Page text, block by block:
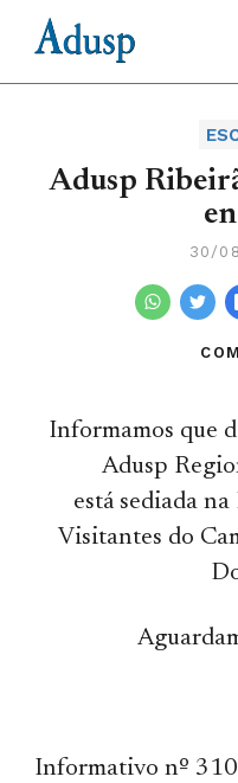
Adusp
30/
Informamos que
Adusp
está sediada
Visitantes do
Informativo nº 310